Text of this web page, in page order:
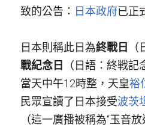
致的公告： 日本政府已正
日本則稱此日為終戰日
戰紀念日
（日語：終戦
當天中午12時整，天皇裕
民眾宣讀了日本接受波茨
（這一廣播被稱為“玉音